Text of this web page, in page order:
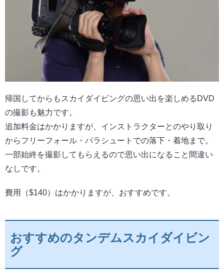
帰国してからもスカイダイビングの思い出を楽しめるDVD
の撮影も魅力です。
追加料金はかかりますが、インストラクターとのやり取り
からフリーフォール・パラシュートでの落下・着地まで。
一部始終を撮影してもらえるので思い出になること間違い
なしです。
費用（$140）はかかりますが、おすすめです。
おすすめのタンデムスカイダイビン
グ